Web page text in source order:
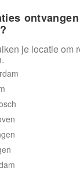
Huurflits
bericht
je locatie om